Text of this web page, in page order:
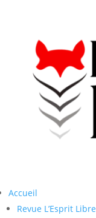
Accueil
Revue L’Esprit Libre